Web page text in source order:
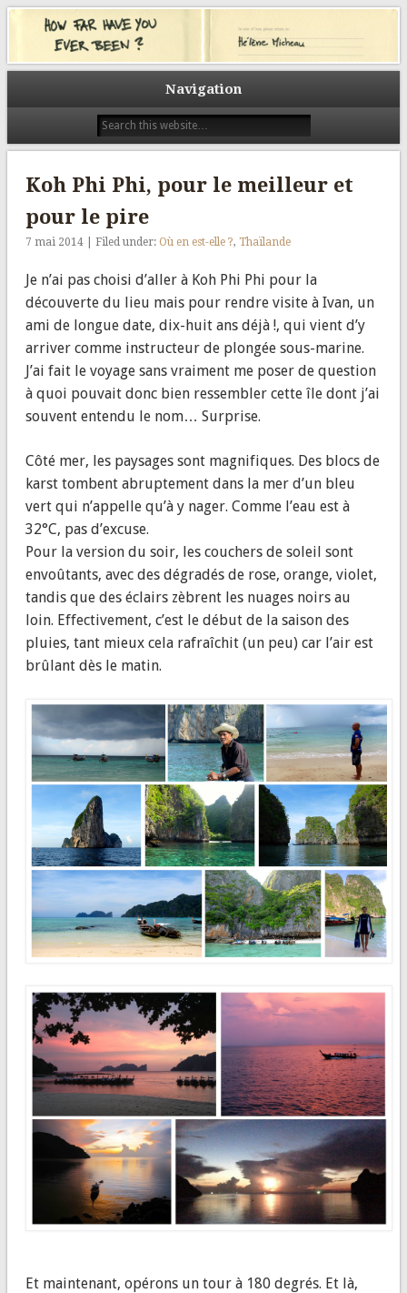
How far have you ever been?
Un tour du monde pour (a)grandir. Un tour du monde pour découvrir.
L’autre. Les autres. Un tour du monde pour prendre le temps. Celui du
voyage. Celui des rencontres. Et tout au long du chemin, des visages, des
sourires, des histoires. Des histoires racontées ici avec le même prisme, la
ever been?
Navigation
Koh Phi Phi, pour le meilleur et
pour le pire
7 mai 2014 | Filed under: Où en est-elle ?, Thaïlande
Je n’ai pas choisi d’aller à Koh Phi Phi pour la
découverte du lieu mais pour rendre visite à Ivan, un
ami de longue date, dix-huit ans déjà !, qui vient d’y
arriver comme instructeur de plongée sous-marine.
J’ai fait le voyage sans vraiment me poser de question
à quoi pouvait donc bien ressembler cette île dont j’ai
souvent entendu le nom… Surprise.
Côté mer, les paysages sont magnifiques. Des blocs de
karst tombent abruptement dans la mer d’un bleu
vert qui n’appelle qu’à y nager. Comme l’eau est à
32°C, pas d’excuse.
Pour la version du soir, les couchers de soleil sont
envoûtants, avec des dégradés de rose, orange, violet,
tandis que des éclairs zèbrent les nuages noirs au
loin. Effectivement, c’est le début de la saison des
pluies, tant mieux cela rafraîchit (un peu) car l’air est
brûlant dès le matin.
Et maintenant, opérons un tour à 180 degrés. Et là,